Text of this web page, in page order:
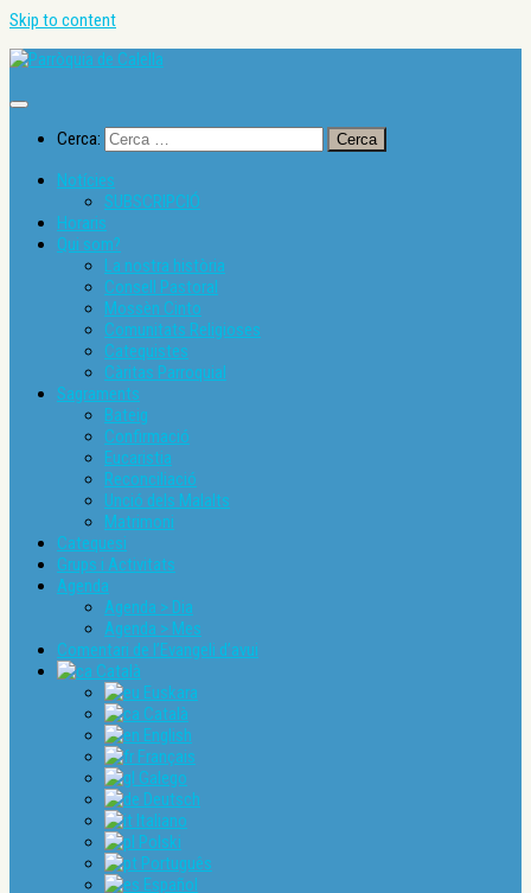
Skip to content
Cerca:
Notícies
SUBSCRIPCIÓ
Horaris
Qui som?
La nostra història
Consell Pastoral
Mossèn Cinto
Comunitats Religioses
Catequistes
Càritas Parroquial
Sagraments
Bateig
Confirmació
Eucaristia
Reconciliació
Unció dels Malalts
Matrimoni
Catequesi
Grups i Activitats
Agenda
Agenda > Dia
Agenda > Mes
Comentari de l’Evangeli d’avui
Català
Euskara
Català
English
Français
Galego
Deutsch
Italiano
Polski
Português
Español